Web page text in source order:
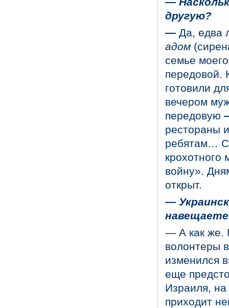
другую?
— Да, едва
адом
семье
передовой.
готовили
вечером
передовую
рестораны
ребятам…
крохотного
войну».
открыт.
—
— А как же.
волонтеры
изменился
еще
Израиля, на
приходит